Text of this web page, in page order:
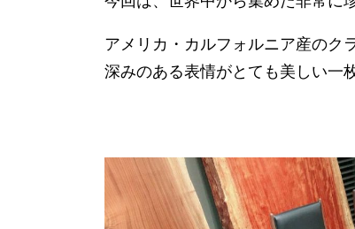
アメリカ・カルフォルニア産のク
深みのある表情がとても美しい一枚